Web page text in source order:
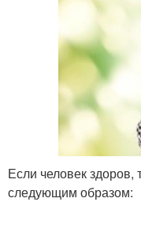
Если человек здоров,
следующим образом: